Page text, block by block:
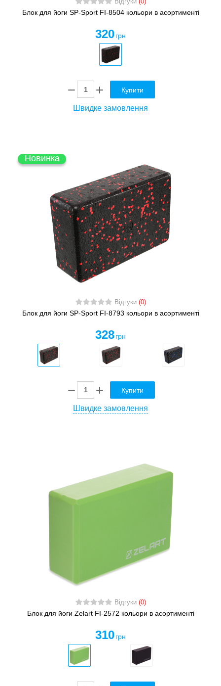
Відгуки (0)
Блок для йоги SP-Sport FI-8504 кольори в асортименті
320 грн
Купити
Швидке замовлення
Новинка
Відгуки (0)
Блок для йоги SP-Sport FI-8793 кольори в асортименті
328 грн
Купити
Швидке замовлення
Відгуки (0)
Блок для йоги Zelart FI-2572 кольори в асортименті
310 грн